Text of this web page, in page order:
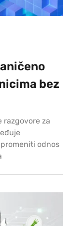
bez
razgovore za
odnos